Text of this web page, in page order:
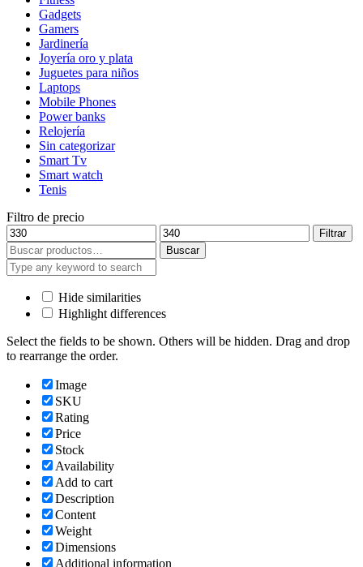
Gadgets
Gamers
Jardinería
Joyería oro y plata
Juguetes para niños
Laptops
Mobile Phones
Power banks
Relojería
Sin categorizar
Smart Tv
Smart watch
Tenis
Filtro de precio
Precio
mínimo
Precio
máximo
Filtrar
Buscar
por:
Buscar
Hide similarities
Highlight differences
Select the fields to be shown. Others will be hidden. Drag and drop
to rearrange the order.
Image
SKU
Rating
Price
Stock
Availability
Add to cart
Description
Content
Weight
Dimensions
Additional information